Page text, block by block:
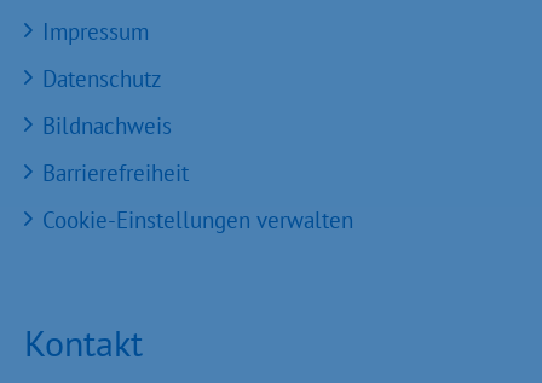
Impressum
Datenschutz
Bildnachweis
Barrierefreiheit
Cookie-Einstellungen verwalten
Kontakt